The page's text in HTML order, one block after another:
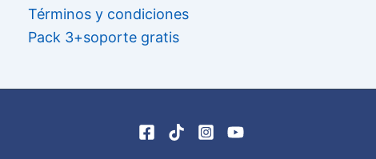
Términos y condiciones
Pack 3+soporte gratis